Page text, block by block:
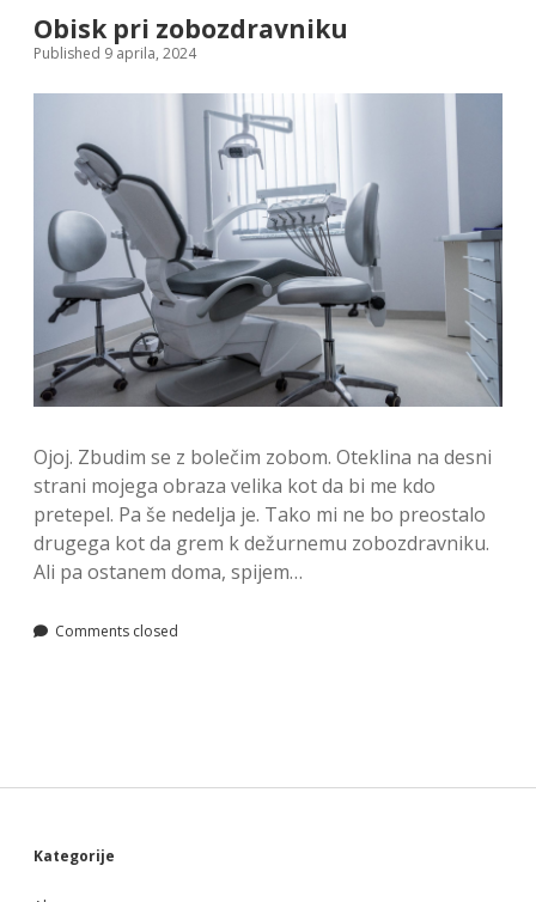
Obisk pri zobozdravniku
Published 9 aprila, 2024
Ojoj. Zbudim se z bolečim zobom. Oteklina na desni
strani mojega obraza velika kot da bi me kdo
pretepel. Pa še nedelja je. Tako mi ne bo preostalo
drugega kot da grem k dežurnemu zobozdravniku.
Ali pa ostanem doma, spijem…
Comments closed
Sidebar
Kategorije